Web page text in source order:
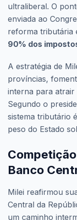
ultraliberal. O
enviada ao
reforma tributária
90% dos
A estratégia de
províncias,
interna para atrair
Segundo o
sistema tributário
peso do Estado
Banco
Milei reafirmou
Central da
um caminho